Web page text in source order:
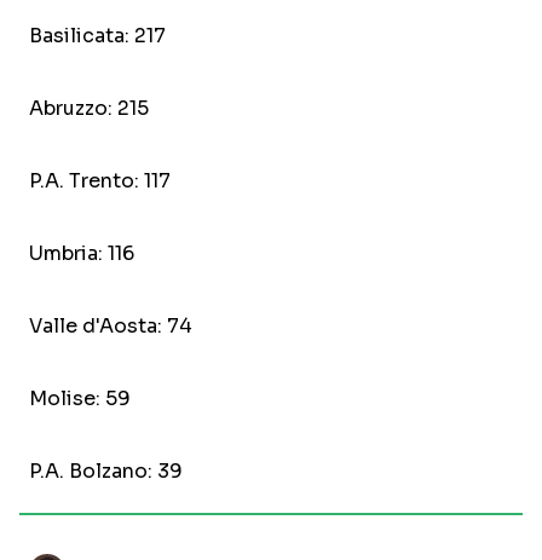
Basilicata: 217
Abruzzo: 215
P.A. Trento: 117
Umbria: 116
Valle d'Aosta: 74
Molise: 59
P.A. Bolzano: 39